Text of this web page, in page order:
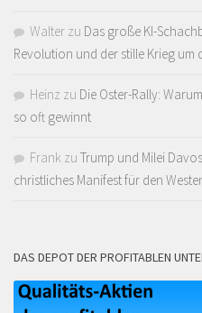
Walter zu Das große KI-
Revolution und der stille Krieg um
Heinz zu Die Oster-Rally:
so oft gewinnt
Frank zu Trump und Milei
christliches Manifest für den
DAS DEPOT DER PROFITABLEN